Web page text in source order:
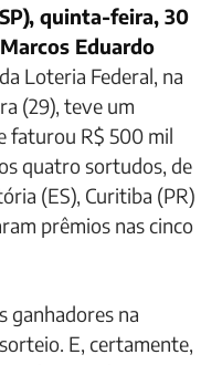
Eduardo
da Loteria Federal, na
(29), teve um
faturou R$ 500 mil
quatro sortudos, de
(ES), Curitiba (PR)
prêmios nas cinco
ganhadores na
E, certamente,